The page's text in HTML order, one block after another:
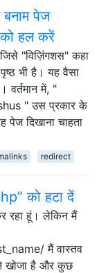
बनाम पेज
को हल करें
"विज़िंगशस" कहा
भी है। यह वैसा
वर्तमान में, "
" उस प्रकार के
पेज दिखाना चाहता
redirect
को हटा दें
रहा हूं। लेकिन मैं
मैं वास्तव
खोजा है और कुछ